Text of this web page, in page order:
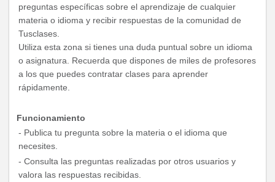
preguntas específicas sobre el aprendizaje de cualquier
materia o idioma y recibir respuestas de la comunidad de
Tusclases.
Utiliza esta zona si tienes una duda puntual sobre un idioma
o asignatura. Recuerda que dispones de miles de profesores
a los que puedes contratar clases para aprender
rápidamente.
Funcionamiento
- Publica tu pregunta sobre la materia o el idioma que
necesites.
- Consulta las preguntas realizadas por otros usuarios y
valora las respuestas recibidas.